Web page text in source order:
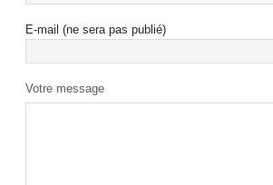
E-mail (ne sera pas publié)
Votre message